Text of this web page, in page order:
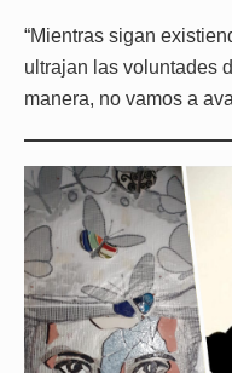
“Mientras sigan
ultrajan las voluntades
manera, no vamos a